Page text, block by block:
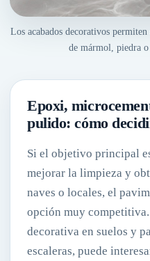
Los acabados decorativos
de mármol, piedra o
Epoxi,
pulido: cómo
Si el objetivo principal
mejorar la limpieza y
naves o locales, el
opción muy
decorativa en suelos y
escaleras, puede